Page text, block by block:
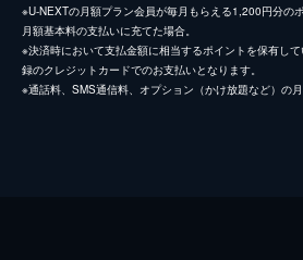
※U-NEXTの月額プラン会員が毎月もらえる1,200円分の
月額基本料の支払いに充てた場合。
※決済時において支払金額に相当するポイントを保有し
録のクレジットカードでのお支払いとなります。
※通話料、SMS通信料、オプション（かけ放題など）の